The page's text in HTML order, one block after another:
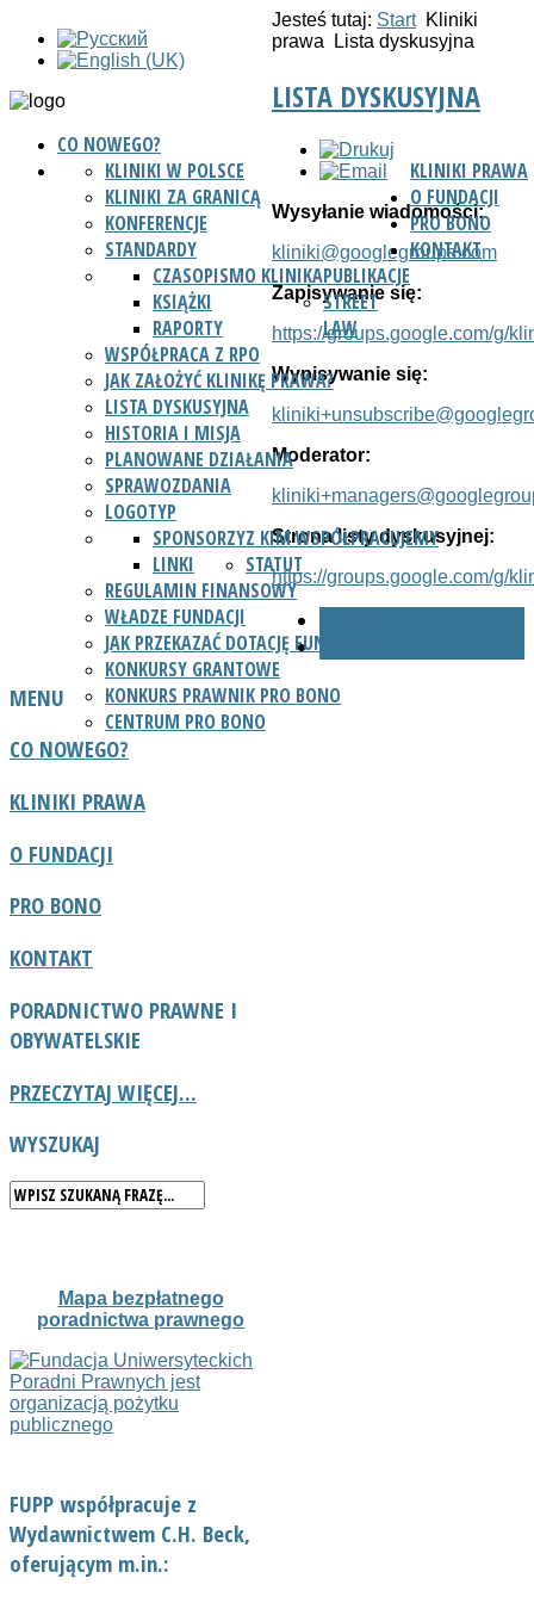
CO NOWEGO?
KLINIKI PRAWA
KLINIKI W POLSCE
KLINIKI ZA GRANICĄ
KONFERENCJE
STANDARDY
PUBLIKACJE
CZASOPISMO KLINIKA
KSIĄŻKI
RAPORTY
STREET
LAW
WSPÓŁPRACA Z RPO
JAK ZAŁOŻYĆ KLINIKĘ PRAWA?
LISTA DYSKUSYJNA
O FUNDACJI
HISTORIA I MISJA
PLANOWANE DZIAŁANIA
SPRAWOZDANIA
LOGOTYP
Z KIM WSPÓŁPRACUJEMY
SPONSORZY
LINKI
STATUT
REGULAMIN FINANSOWY
WŁADZE FUNDACJI
JAK PRZEKAZAĆ DOTACJĘ FUNDACJI?
KONKURSY GRANTOWE
PRO BONO
KONKURS PRAWNIK PRO BONO
CENTRUM PRO BONO
KONTAKT
Jesteś tutaj: Start Kliniki
prawa
Lista dyskusyjna
LISTA DYSKUSYJNA
Wysyłanie wiadomości:
kliniki@googlegroups.com
Zapisywanie się:
https://groups.google.com/g/
Wypisywanie się:
Moderator:
Strona listy dyskusyjnej:
https://groups.google.com/g/
MENU
CO NOWEGO?
KLINIKI PRAWA
O FUNDACJI
PRO BONO
KONTAKT
PORADNICTWO PRAWNE I
OBYWATELSKIE
PRZECZYTAJ WIĘCEJ...
WYSZUKAJ
Mapa bezpłatnego
poradnictwa prawnego
FUPP współpracuje z
Wydawnictwem C.H. Beck,
oferującym m.in.: